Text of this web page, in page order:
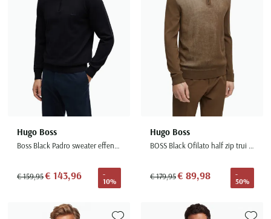
Hugo Boss
Boss Black Padro sweater effen donkerblauw normale fit
€ 159,95€ 143,96
-
10%
Hugo Boss
BOSS Black Ofilato half zip trui bruin effen wol
€ 179,95€ 89,98
-
50%